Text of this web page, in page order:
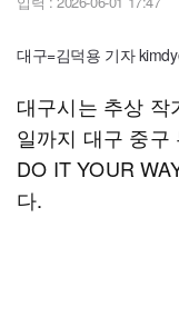
대구=김덕용 기자
대구시는 추상 작
일까지 대구 중구
DO IT YOUR
다.